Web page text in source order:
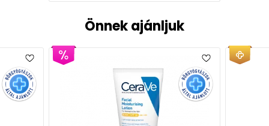
Önnek ajánljuk